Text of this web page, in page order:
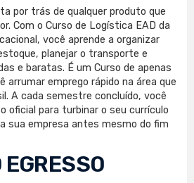
por trás de qualquer produto que
Com o Curso de Logística EAD da
você aprende a organizar
planejar o transporte e
e baratas. É um Curso de apenas
arrumar emprego rápido na área que
A cada semestre concluído, você
oficial para turbinar o seu currículo
sua empresa antes mesmo do fim
EGRESSO